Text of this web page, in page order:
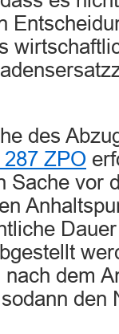
des
287 ZPO
Sache vor
dem
den